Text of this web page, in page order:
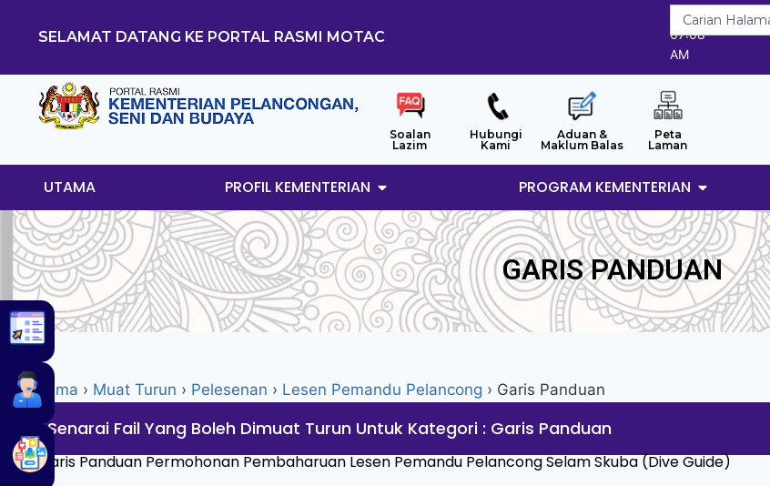
SELAMAT DATANG KE PORTAL RASMI MOTAC
6/8/2026
07:08
AM
Soalan
Lazim
Hubungi
Kami
Aduan &
Maklum Balas
Peta
Laman
UTAMA PROFIL KEMENTERIAN PROGRAM KEMENTERIAN
GARIS PANDUAN
Utama › Muat Turun › Pelesenan › Lesen Pemandu Pelancong › Garis Panduan
Senarai Fail Yang Boleh Dimuat Turun Untuk Kategori : Garis Panduan
Garis Panduan Permohonan Pembaharuan Lesen Pemandu Pelancong Selam Skuba (Dive Guide)